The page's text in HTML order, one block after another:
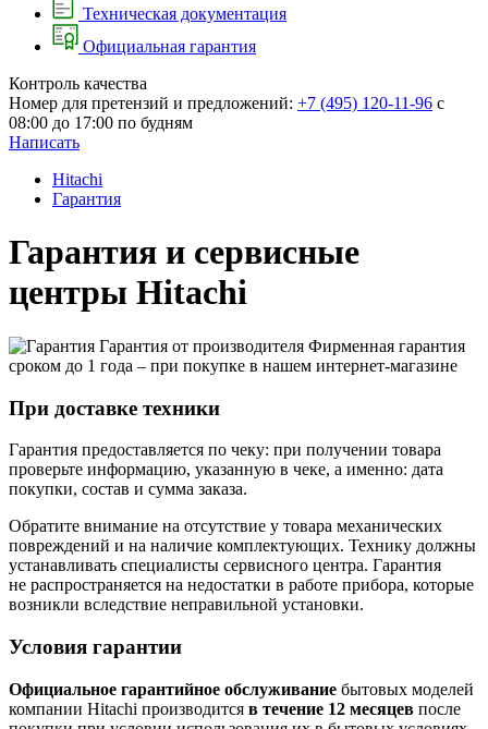
Техническая документация
Официальная гарантия
Контроль качества
Номер для претензий и предложений: +7 (495) 120-11-96 с
08:00 до 17:00 по будням
Написать
Hitachi
Гарантия
Гарантия и сервисные
центры Hitachi
Гарантия от производителя Фирменная гарантия
сроком до 1 года – при покупке в нашем интернет-магазине
При доставке техники
Гарантия предоставляется по чеку: при получении товара
проверьте информацию, указанную в чеке, а именно: дата
покупки, состав и сумма заказа.
Обратите внимание на отсутствие у товара механических
повреждений и на наличие комплектующих. Технику должны
устанавливать специалисты сервисного центра. Гарантия
не распространяется на недостатки в работе прибора, которые
возникли вследствие неправильной установки.
Условия гарантии
Официальное гарантийное обслуживание бытовых моделей
компании Hitachi производится в течение 12 месяцев после